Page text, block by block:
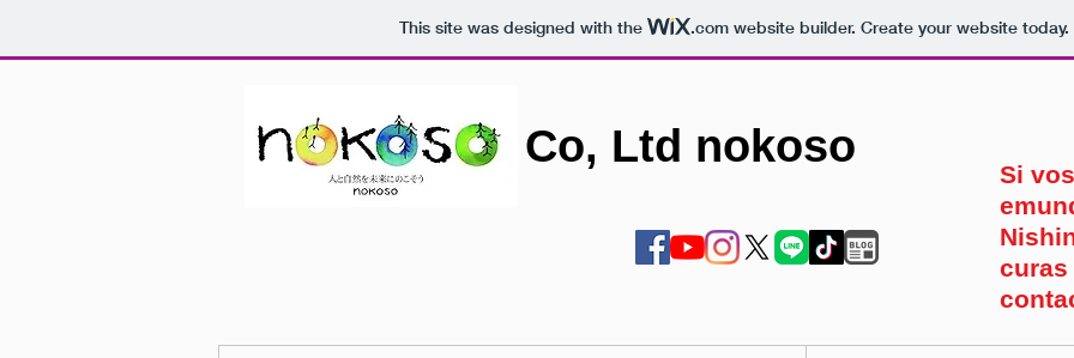
This site was designed with the .comwebsite builder. Create your website today.
Co, Ltd nokoso
Si
curas